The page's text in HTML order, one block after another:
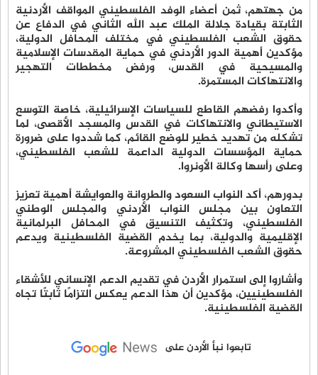
من جهتهم، ثمن أعضاء الوفد الفلسطيني المواقف الأردنية
الثابتة بقيادة جلالة الملك عبد الله الثاني في الدفاع عن
حقوق الشعب الفلسطيني في مختلف المحافل الدولية،
مؤكدين أهمية الدور الأردني في حماية المقدسات الإسلامية
والمسيحية في القدس، ورفض مخططات التهجير
والانتهاكات المستمرة.
وأكدوا رفضهم القاطع للسياسات الإسرائيلية، خاصة التوسع
الاستيطاني والانتهاكات في القدس والمسجد الأقصى، لما
تشكله من تهديد خطير للوضع القائم، كما شددوا على ضرورة
حماية المؤسسات الدولية الداعمة للشعب الفلسطيني،
وعلى رأسها وكالة الأونروا.
بدورهم، أكد النواب السعود والطروانة والعوايشة أهمية تعزيز
التعاون بين مجلس النواب الأردني والمجلس الوطني
الفلسطيني، وتكثيف التنسيق في المحافل البرلمانية
الإقليمية والدولية، بما يخدم القضية الفلسطينية ويدعم
حقوق الشعب الفلسطيني المشروعة.
وأشاروا إلى استمرار الأردن في تقديم الدعم الإنساني للأشقاء
الفلسطينيين، مؤكدين أن هذا الدعم يعكس التزامًا ثابتًا تجاه
القضية الفلسطينية.
تابعوا نبأ الأردن على